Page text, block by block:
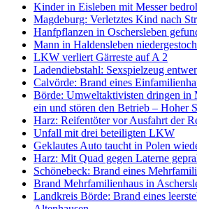
Kinder in Eisleben mit Messer
Magdeburg: Verletztes Kind nach
Hanfpflanzen in Oschersleben
Mann in Haldensleben
LKW verliert Gärreste auf A 2
Ladendiebstahl: Sexspielzeug
Calvörde: Brand eines
Börde: Umweltaktivisten dringen in
ein und stören den Betrieb – Hoher
Harz: Reifentöter vor Ausfahrt der
Unfall mit drei beteiligten LKW
Geklautes Auto taucht in Polen
Harz: Mit Quad gegen Laterne
Schönebeck: Brand eines
Brand Mehrfamilienhaus in
Landkreis Börde: Brand eines